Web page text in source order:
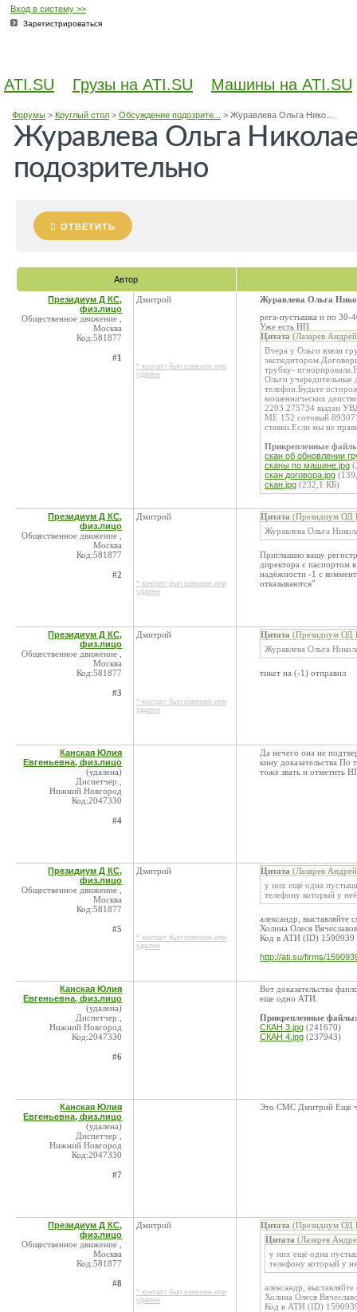
Вход в систему >>
Зарегистрироваться
ATI.SU Грузы на ATI.SU Машины на ATI.SU
Форумы> Круглый стол> Обсуждение подозрите... > Журавлева Ольга Нико...
Журавлева Ольга
подозрительно
ОТВЕТИТЬ
Автор
Президиум Д КС,
физ.лицо
Общественное движение ,
Москва
Код:581877
#1
Дмитрий
* контакт был изменен или
удален
Журавлева Ольга
рега-пустышка и по 30-
Уже есть НП
Цитата (Лазарев
Вчера у Ольги взяли
трубку-
Ольги
телефон.Будьте
мошеннических
2203 275734 выдан
МЕ 152 сотовый
ставки.Если мы не
Прикрепленные
скан об обновлении
сканы по машине.jpg
скан договора.jpg
скан.jpg (232,1 КБ)
Президиум Д КС,
физ.лицо
Общественное движение ,
Москва
Код:581877
#2
Дмитрий
* контакт был изменен или
удален
Цитата (Президиум ОД
Журавлева Ольга
Приглашаю вашу
директора с паспортом
надёжности -1 с
отказываются"
Президиум Д КС,
физ.лицо
Общественное движение ,
Москва
Код:581877
#3
Дмитрий
* контакт был изменен или
удален
Цитата (Президиум ОД
Журавлева Ольга
тикет на (-1) отправил
Канская Юлия
Евгеньевна, физ.лицо
(удалена)
Диспетчер ,
Нижний Новгород
Код:2047330
#4
Да нечего она не
кину доказательства По
тоже звать и отметить
Президиум Д КС,
физ.лицо
Общественное движение ,
Москва
Код:581877
#5
Дмитрий
* контакт был изменен или
удален
Цитата (Лазарев
у них ещё одна
телефону который у
александр, выставляйте
Холина Олеся
Код в АТИ (ID) 1590939
http://ati.su/firms/
Канская Юлия
Евгеньевна, физ.лицо
(удалена)
Диспетчер ,
Нижний Новгород
Код:2047330
#6
Вот доказательства
еще одно АТИ.
Прикрепленные файлы:
СКАН 3.jpg (241670)
СКАН 4.jpg (237943)
Канская Юлия
Евгеньевна, физ.лицо
(удалена)
Диспетчер ,
Нижний Новгород
Код:2047330
#7
Это СМС Дмитрий Ещё
Президиум Д КС,
физ.лицо
Общественное движение ,
Москва
Код:581877
#8
Дмитрий
* контакт был изменен или
удален
Цитата (Президиум ОД
Цитата (Лазарев
у них ещё одна
телефону который у
александр,
Холина Олеся
Код в АТИ (ID)